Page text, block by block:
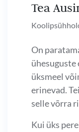
Tea
On
ühesuguste
üksmeel
erinevad.
selle võrra
Kui üks